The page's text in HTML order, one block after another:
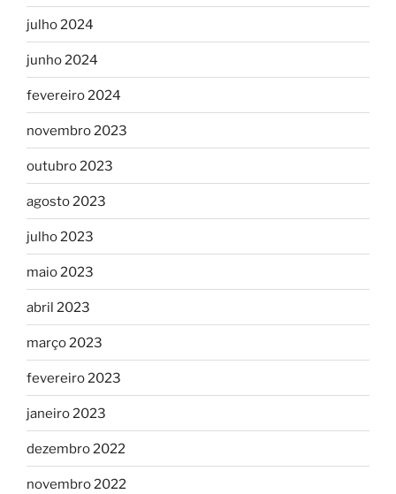
julho 2024
junho 2024
fevereiro 2024
novembro 2023
outubro 2023
agosto 2023
julho 2023
maio 2023
abril 2023
março 2023
fevereiro 2023
janeiro 2023
dezembro 2022
novembro 2022